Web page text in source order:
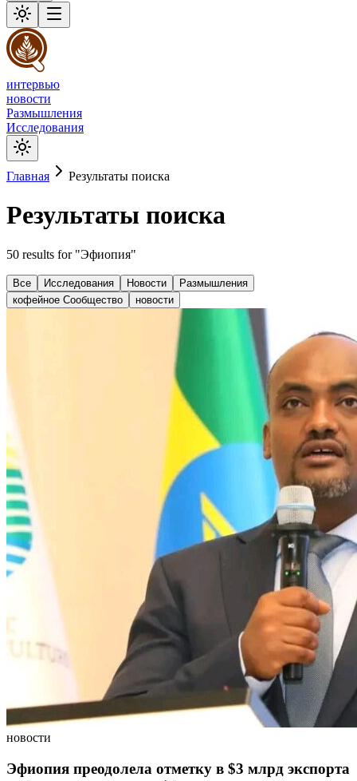
интервью
новости
Размышления
Исследования
Главная Результаты поиска
Результаты поиска
50 results for "Эфиопия"
Все Исследования Новости
Размышления
кофейное Сообщество
новости
новости
Эфиопия преодолела отметку в $3 млрд экспорта